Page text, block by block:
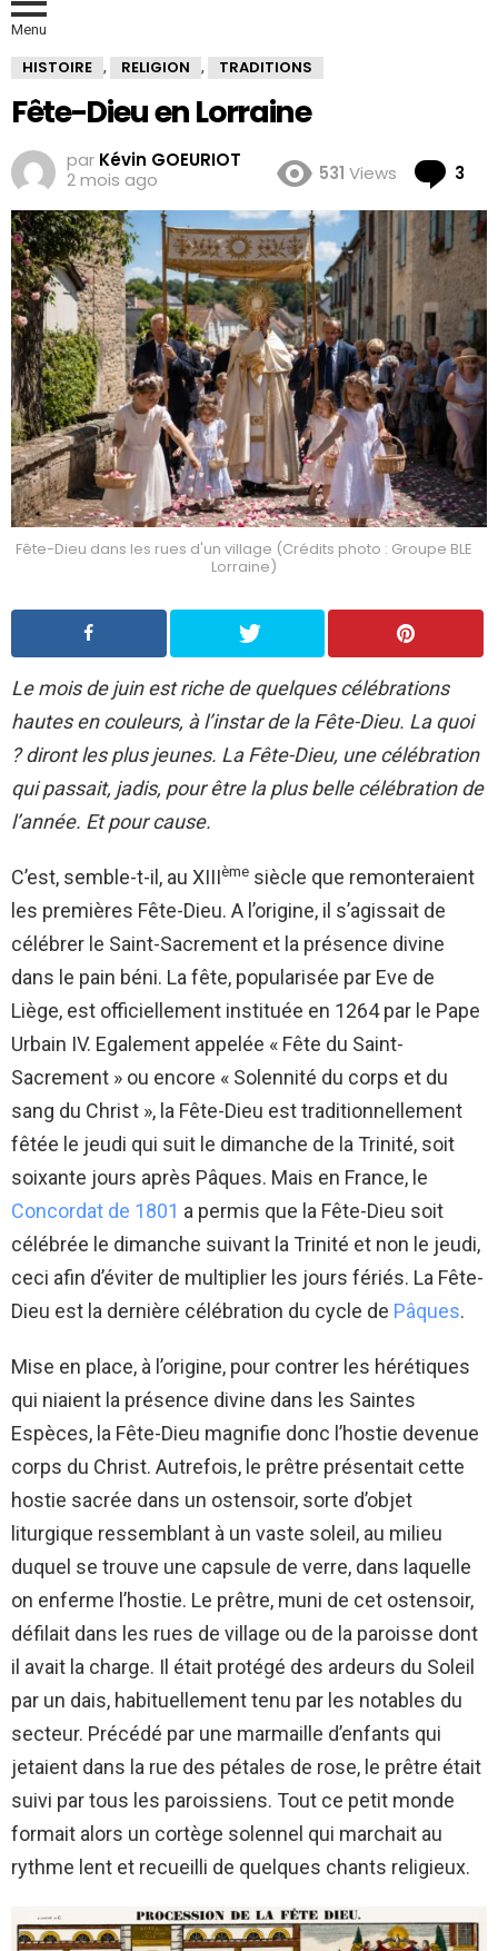
Menu
HISTOIRE , RELIGION , TRADITIONS
Fête-Dieu en Lorraine
par Kévin GOEURIOT
2 mois ago
531 Views 3
Fête-Dieu dans les rues d'un village (Crédits photo : Groupe BLE
Lorraine)
Le mois de juin est riche de quelques célébrations
hautes en couleurs, à l’instar de la Fête-Dieu. La quoi
? diront les plus jeunes. La Fête-Dieu, une célébration
qui passait, jadis, pour être la plus belle célébration de
l’année. Et pour cause.
C’est, semble-t-il, au XIIIème siècle que remonteraient
les premières Fête-Dieu. A l’origine, il s’agissait de
célébrer le Saint-Sacrement et la présence divine
dans le pain béni. La fête, popularisée par Eve de
Liège, est officiellement instituée en 1264 par le Pape
Urbain IV. Egalement appelée « Fête du Saint-
Sacrement » ou encore « Solennité du corps et du
sang du Christ », la Fête-Dieu est traditionnellement
fêtée le jeudi qui suit le dimanche de la Trinité, soit
soixante jours après Pâques. Mais en France, le
Concordat de 1801 a permis que la Fête-Dieu soit
célébrée le dimanche suivant la Trinité et non le jeudi,
ceci afin d’éviter de multiplier les jours fériés. La Fête-
Dieu est la dernière célébration du cycle de Pâques.
Mise en place, à l’origine, pour contrer les hérétiques
qui niaient la présence divine dans les Saintes
Espèces, la Fête-Dieu magnifie donc l’hostie devenue
corps du Christ. Autrefois, le prêtre présentait cette
hostie sacrée dans un ostensoir, sorte d’objet
liturgique ressemblant à un vaste soleil, au milieu
duquel se trouve une capsule de verre, dans laquelle
on enferme l’hostie. Le prêtre, muni de cet ostensoir,
défilait dans les rues de village ou de la paroisse dont
il avait la charge. Il était protégé des ardeurs du Soleil
par un dais, habituellement tenu par les notables du
secteur. Précédé par une marmaille d’enfants qui
jetaient dans la rue des pétales de rose, le prêtre était
suivi par tous les paroissiens. Tout ce petit monde
formait alors un cortège solennel qui marchait au
rythme lent et recueilli de quelques chants religieux.